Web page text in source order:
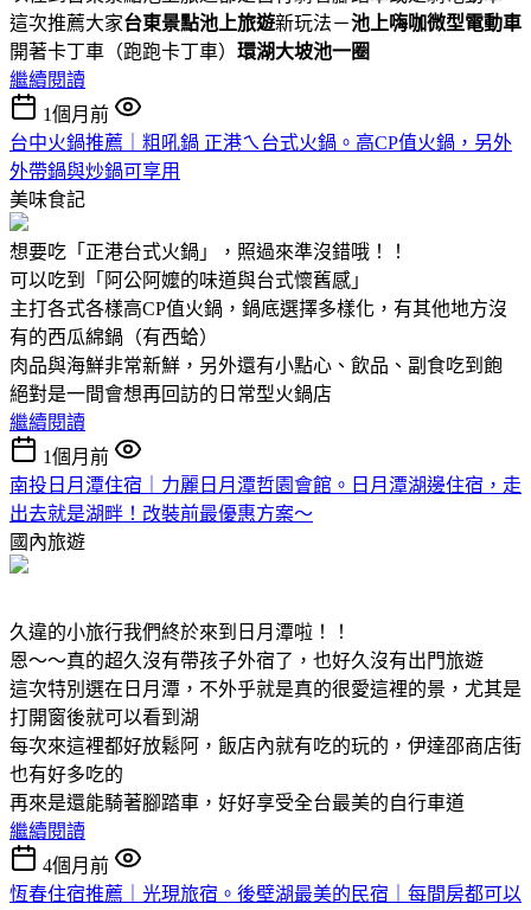
這次推薦大家台東景點池上旅遊新玩法－池上嗨咖微型電動車
開著卡丁車（跑跑卡丁車） 環湖大坡池一圈
繼續閱讀
1個月前
台中火鍋推薦｜粗吼鍋 正港ㄟ台式火鍋。高CP值火鍋，另外
外帶鍋與炒鍋可享用
美味食記
想要吃「正港台式火鍋」，照過來準沒錯哦！！
可以吃到「阿公阿嬤的味道與台式懷舊感」
主打各式各樣高CP值火鍋，鍋底選擇多樣化，有其他地方沒
有的西瓜綿鍋（有西蛤）
肉品與海鮮非常新鮮，另外還有小點心、飲品、副食吃到飽
絕對是一間會想再回訪的日常型火鍋店
繼續閱讀
1個月前
南投日月潭住宿｜力麗日月潭哲園會館。日月潭湖邊住宿，走
出去就是湖畔！改裝前最優惠方案～
國內旅遊
久違的小旅行我們終於來到日月潭啦！！
恩～～真的超久沒有帶孩子外宿了，也好久沒有出門旅遊
這次特別選在日月潭，不外乎就是真的很愛這裡的景，尤其是
打開窗後就可以看到湖
每次來這裡都好放鬆阿，飯店內就有吃的玩的，伊達邵商店街
也有好多吃的
再來是還能騎著腳踏車，好好享受全台最美的自行車道
繼續閱讀
4個月前
恆春住宿推薦｜光現旅宿。後壁湖最美的民宿｜每間房都可以